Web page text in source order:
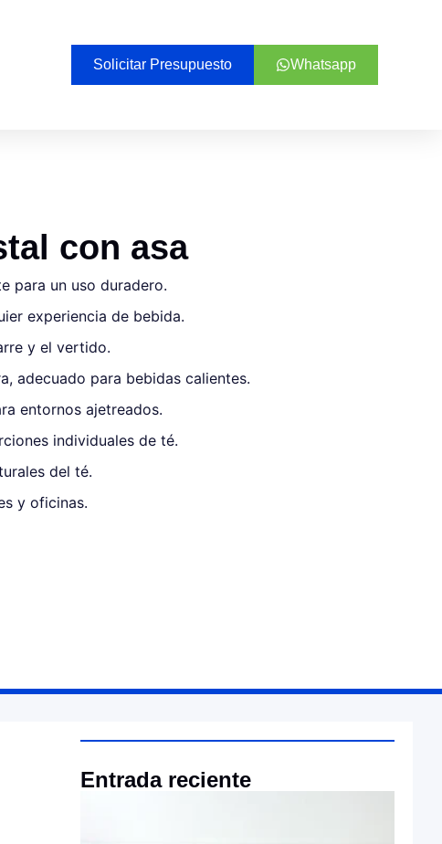
Solicitar Presupuesto Whatsapp
con asa
para un uso duradero.
experiencia de bebida.
y el vertido.
adecuado para bebidas calientes.
entornos ajetreados.
individuales de té.
del té.
y oficinas.
Entrada reciente